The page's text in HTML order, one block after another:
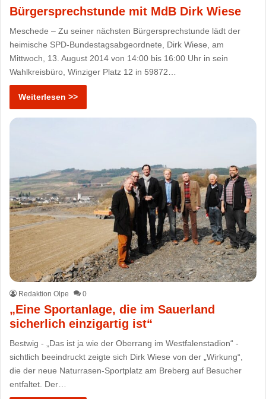
Bürgersprechstunde mit MdB Dirk Wiese
Meschede – Zu seiner nächsten Bürgersprechstunde lädt der
heimische SPD-Bundestagsabgeordnete, Dirk Wiese, am
Mittwoch, 13. August 2014 von 14:00 bis 16:00 Uhr in sein
Wahlkreisbüro, Winziger Platz 12 in 59872…
Weiterlesen >>
Redaktion Olpe 0
„Eine Sportanlage, die im Sauerland
sicherlich einzigartig ist“
Bestwig - „Das ist ja wie der Oberrang im Westfalenstadion“ -
sichtlich beeindruckt zeigte sich Dirk Wiese von der „Wirkung“,
die der neue Naturrasen-Sportplatz am Breberg auf Besucher
entfaltet. Der…